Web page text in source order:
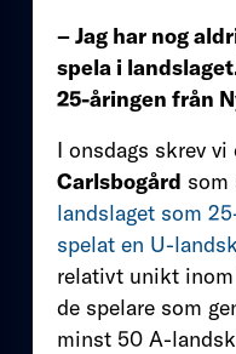
– Jag har nog
spela i
25-åringen från
I onsdags skrev vi
Carlsbogård som
landslaget som
spelat en U-
relativt unikt
de spelare som
minst 50 A-